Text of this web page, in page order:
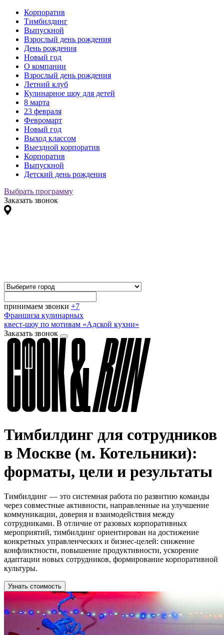
Корпоратив
Тимбилдинг
Выпускной
Взрослый день рождения
День рождения
Новый год
О компании
Взрослый день рождения
Летний клуб
Кулинарное шоу для детей
8 марта
23 февраля
Февромарт
Новый год
Выход классом
Выездной корпоратив
Корпоратив
Выпускной
Детский день рождения
Выбрать программу
Заказать звонок
принимаем звонки +7
Франшиза кулинарных
квест-шоу по мотивам «Адской кухни»
Заказать звонок
Тимбилдинг для сотрудников
в Москве (м. Котельники):
форматы, цели и результаты
Тимбилдинг — это системная работа по развитию команды
через совместные активности, направленные на улучшение
коммуникации, доверия и взаимодействия между
сотрудниками. В отличие от разовых корпоративных
мероприятий, тимбилдинг ориентирован на достижение
конкретных управленческих и бизнес-целей: снижение
конфликтности, повышение продуктивности, ускорение
адаптации новых сотрудников, формирование корпоративной
культуры.
Узнать стоимость